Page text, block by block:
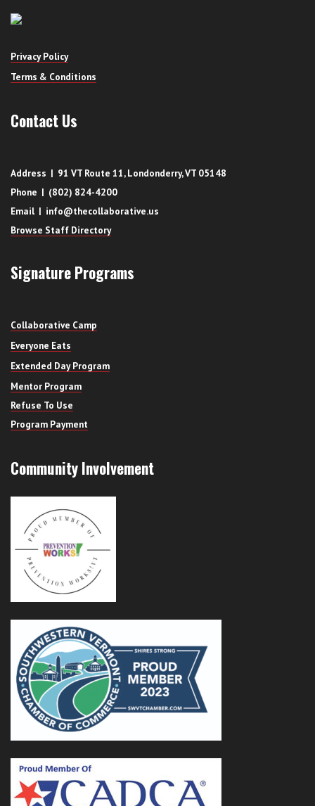
Privacy Policy
Terms & Conditions
Contact Us
Address | 91 VT Route 11, Londonderry, VT 05148
Phone | (802) 824-4200
Email | info@thecollaborative.us
Browse Staff Directory
Signature Programs
Collaborative Camp
Everyone Eats
Extended Day Program
Mentor Program
Refuse To Use
Program Payment
Community Involvement